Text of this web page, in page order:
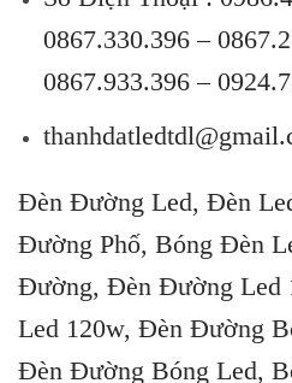
0867.330.396 –
0867.933.396 –
Đèn Đường Led, Đèn
Đường Phố, Bóng Đèn
Đường, Đèn Đường Led
Led 120w, Đèn Đường
Đèn Đường Bóng Led,